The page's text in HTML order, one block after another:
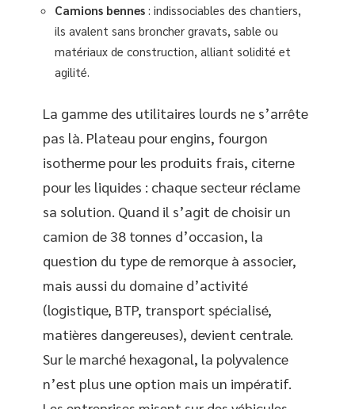
Camions bennes : indissociables des chantiers,
ils avalent sans broncher gravats, sable ou
matériaux de construction, alliant solidité et
agilité.
La gamme des utilitaires lourds ne s’arrête
pas là. Plateau pour engins, fourgon
isotherme pour les produits frais, citerne
pour les liquides : chaque secteur réclame
sa solution. Quand il s’agit de choisir un
camion de 38 tonnes d’occasion, la
question du type de remorque à associer,
mais aussi du domaine d’activité
(logistique, BTP, transport spécialisé,
matières dangereuses), devient centrale.
Sur le marché hexagonal, la polyvalence
n’est plus une option mais un impératif.